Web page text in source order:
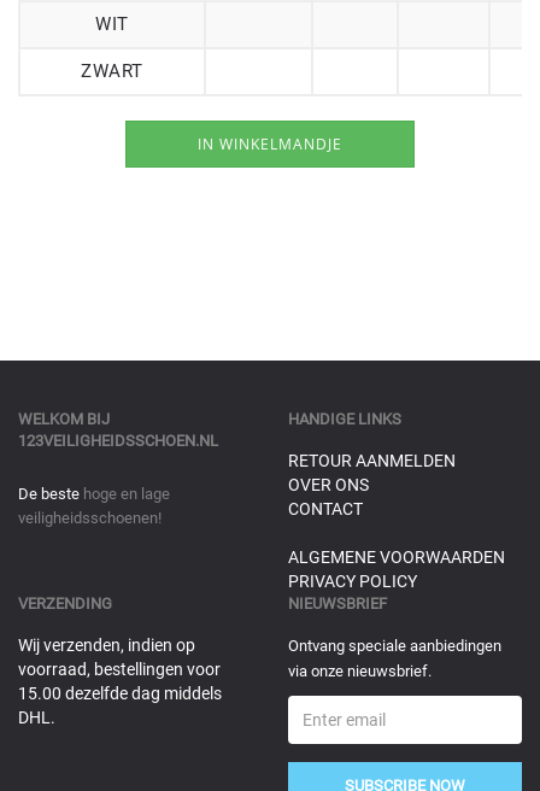
WIT
ZWART
WELKOM BIJ
123VEILIGHEIDSSCHOEN.NL
De beste hoge en lage
veiligheidsschoenen!
HANDIGE LINKS
RETOUR AANMELDEN
OVER ONS
CONTACT
ALGEMENE VOORWAARDEN
PRIVACY POLICY
VERZENDING
Wij verzenden, indien op
voorraad, bestellingen voor
15.00 dezelfde dag middels
DHL.
NIEUWSBRIEF
Ontvang speciale aanbiedingen
via onze nieuwsbrief.
SUBSCRIBE NOW